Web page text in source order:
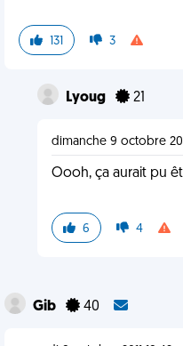
131 3
Lyoug 21
dimanche 9 octobre
Oooh, ça aurait pu
6 4
Gib 40